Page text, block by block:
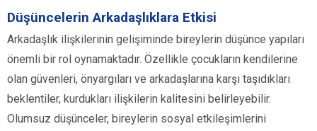
Düşüncelerin Arkadaşlıklara Etkisi
Arkadaşlık ilişkilerinin gelişiminde bireylerin düşünce yapıları
önemli bir rol oynamaktadır. Özellikle çocukların kendilerine
olan güvenleri, önyargıları ve arkadaşlarına karşı taşıdıkları
beklentiler, kurdukları ilişkilerin kalitesini belirleyebilir.
Olumsuz düşünceler, bireylerin sosyal etkileşimlerini